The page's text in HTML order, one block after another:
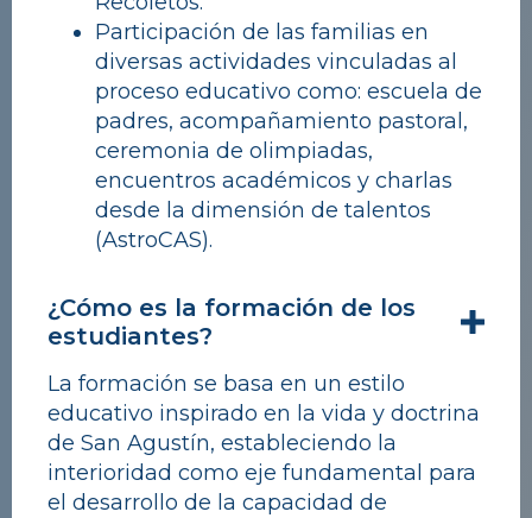
Participación de las familias en
diversas actividades vinculadas al
proceso educativo como: escuela de
padres, acompañamiento pastoral,
ceremonia de olimpiadas,
encuentros académicos y charlas
desde la dimensión de talentos
(AstroCAS).
¿Cómo es la formación de los
estudiantes?
La formación se basa en un estilo
educativo inspirado en la vida y doctrina
de San Agustín, estableciendo la
interioridad como eje fundamental para
el desarrollo de la capacidad de